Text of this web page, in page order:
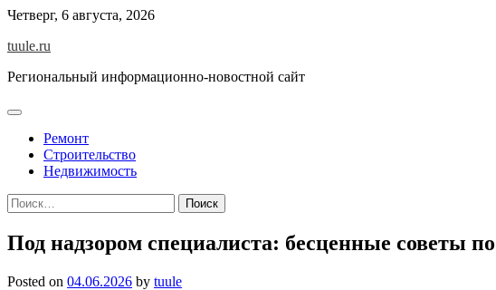
Skip
content
Четверг, 6 августа, 2026
tuule.ru
Региональный информационно-новостной сайт
Ремонт
Строительство
Недвижимость
Найти:
Под надзором специалиста: бесценные советы
Posted on 04.06.2026 by tuule